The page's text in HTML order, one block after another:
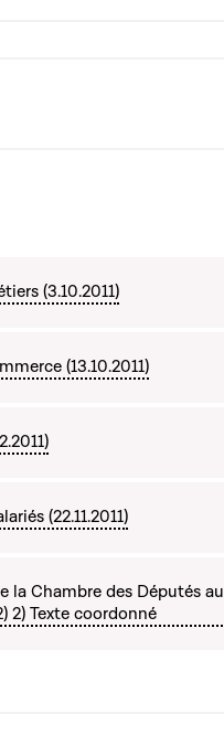
(3.10.2011)
(13.10.2011)
(22.11.2011)
la Chambre des Députés au
2) Texte coordonné